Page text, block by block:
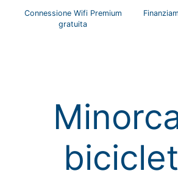
Connessione Wifi Premium
gratuita